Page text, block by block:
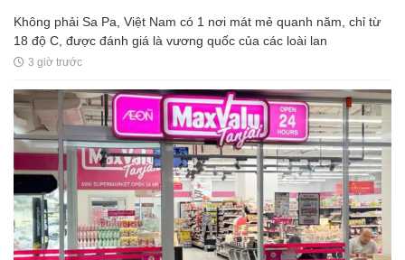
Không phải Sa Pa, Việt Nam có 1 nơi mát mẻ quanh năm, chỉ từ
18 độ C, được đánh giá là vương quốc của các loài lan
3 giờ trước